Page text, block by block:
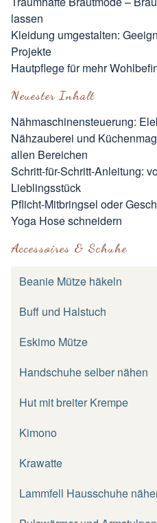
lassen
Kleidung umgestalten:
Projekte
Hautpflege für mehr
Neuester Inhalt
Nähmaschinensteuerung:
Nähzauberei und
allen Bereichen
Schritt-für-Schritt-Anleitung:
Lieblingsstück
Pflicht-Mitbringsel oder
Yoga Hose schneidern
Accessoires & Schuhe
Beanie Mütze häkeln
Buff und Halstuch
Eskimo Mütze
Handschuhe selber nähen
Hut mit breiter Krempe
Kimono
Krawatte
Lammfell Hausschuhe